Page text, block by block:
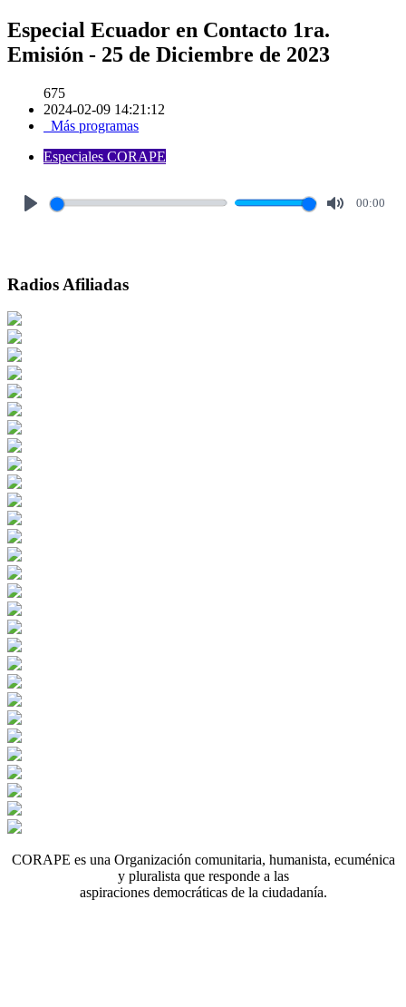
Especial Ecuador en Contacto 1ra.
Emisión - 25 de Diciembre de 2023
675
2024-02-09 14:21:12
Más programas
Especiales CORAPE
00:00
Radios Afiliadas
CORAPE es una Organización comunitaria, humanista, ecuménica
y pluralista que responde a las
aspiraciones democráticas de la ciudadanía.